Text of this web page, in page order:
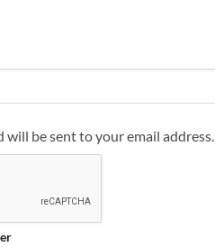
will be sent to your email address.